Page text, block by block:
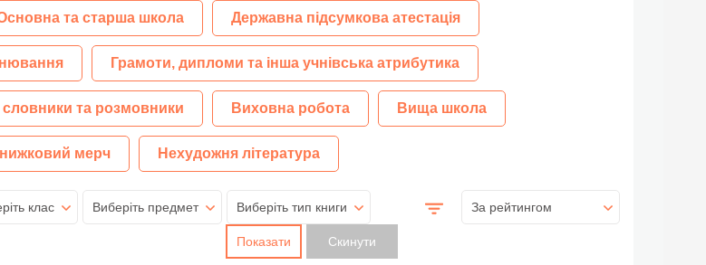
та старша школа Державна підсумкова атестація
Грамоти, дипломи та інша учнівська атрибутика
словники та розмовники Виховна робота Вища школа
мерч Нехудожня література
клас Виберіть предмет Виберіть тип книги
Показати
За рейтингом